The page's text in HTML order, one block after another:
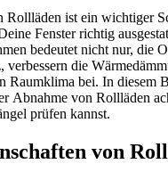
Rollläden ist ein wichtiger
Fenster richtig
bedeutet nicht nur, die
verbessern die
Raumklima bei. In diesem
Abnahme von Rollläden
prüfen kannst.
von